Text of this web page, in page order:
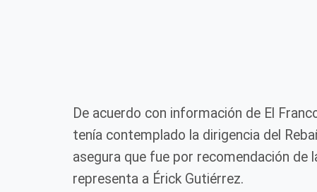
De acuerdo con información de El
tenía contemplado la dirigencia del
asegura que fue por recomendación de
representa a Érick Gutiérrez.